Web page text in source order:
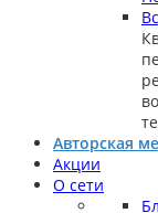
Авторская
Акции
О сети